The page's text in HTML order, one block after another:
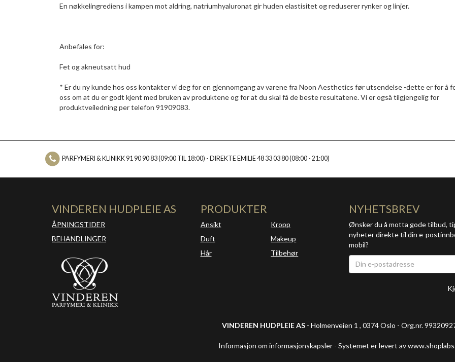
En nøkkelingrediens i kampen mot aldring, natriumhyaluronat gir huden elastisitet og reduserer rynker og linjer.
Anbefales for:
Fet og akneutsatt hud
* Er du ny kunde hos oss kontakter vi deg for en gjennomgang av varene fra Noon Aesthetics før utsendelse -dette er for å
oss om at du er godt kjent med bruken av produktene og for at du skal få de beste resultatene. Vi er også tilgjengelig for
produktveiledning per telefon 91909083.
PARFYMERI & KLINIKK 91 90 90 83 (09:00 TIL 18:00) - DIREKTE EMILIE 48 33 03 80 (08:00 - 21:00)
VINDEREN HUDPLEIE AS
ÅPNINGSTIDER
BEHANDLINGER
PRODUKTER
Ansikt
Duft
Hår
Kropp
Makeup
Tilbehør
NYHETSBREV
Ønsker du å motta gode tilbud,
nyheter direkte til din e-
mobil?
VINDEREN HUDPLEIE AS- Holmenveien 1 , 0374 Oslo - Org.nr.
Informasjon om informasjonskapsler - Systemet er levert av